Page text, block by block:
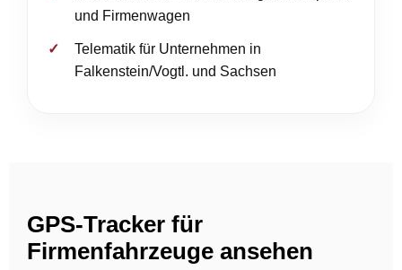
und Firmenwagen
Telematik für Unternehmen in
Falkenstein/Vogtl. und Sachsen
GPS-Tracker für
Firmenfahrzeuge ansehen